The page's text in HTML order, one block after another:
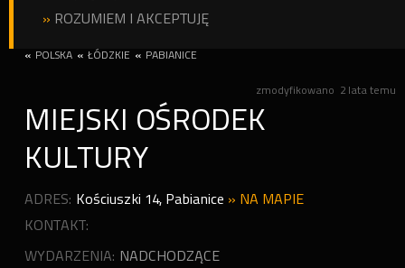
» ROZUMIEM I AKCEPTUJĘ
« POLSKA « ŁÓDZKIE « PABIANICE
zmodyfikowano 2 lata temu
MIEJSKI OŚRODEK
KULTURY
ADRES: Kościuszki 14, Pabianice » NA MAPIE
KONTAKT:
WYDARZENIA: NADCHODZĄCE